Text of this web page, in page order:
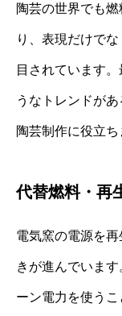
陶芸の世界でも
り、表現だけで
目されています
うなトレンドが
陶芸制作に役立ち
代替燃料・再
電気窯の電源を
きが進んでいま
ーン電力を使う